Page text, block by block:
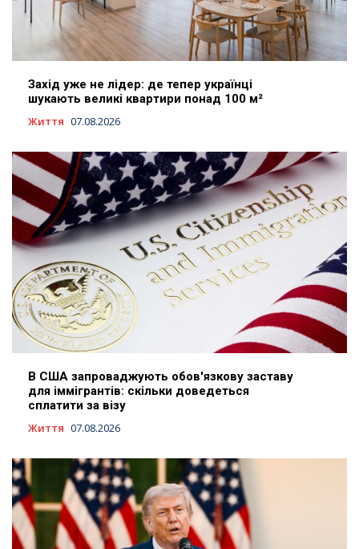
Захід уже не лідер: де тепер українці
шукають великі квартири понад 100 м²
Життя 07.08.2026
В США запроваджують обов'язкову заставу
для іммігрантів: скільки доведеться
сплатити за візу
Життя 07.08.2026